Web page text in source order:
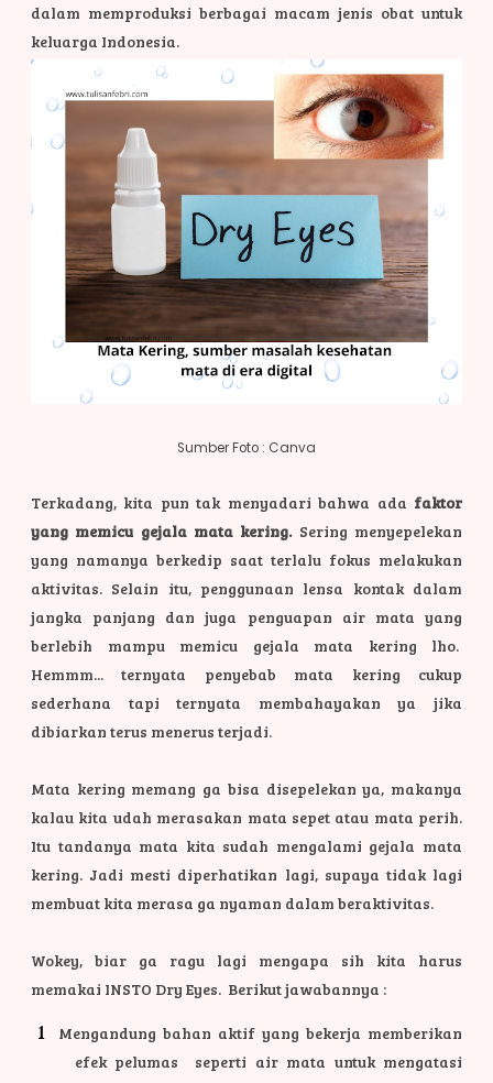
dalam memproduksi berbagai macam jenis obat untuk
keluarga Indonesia.
Sumber Foto : Canva
Terkadang, kita pun tak menyadari bahwa ada faktor
yang memicu gejala mata kering.Sering menyepelekan
yang namanya berkedip saat terlalu fokus melakukan
aktivitas. Selain itu, penggunaan lensa kontak dalam
jangka panjang dan juga penguapan air mata yang
berlebih mampu memicu gejala mata kering lho.
Hemmm... ternyata penyebab mata kering cukup
sederhana tapi ternyata membahayakan ya jika
dibiarkan terus menerus terjadi.
Mata kering memang ga bisa disepelekan ya, makanya
kalau kita udah merasakan mata sepet atau mata perih.
Itu tandanya mata kita sudah mengalami gejala mata
kering. Jadi mesti diperhatikan lagi, supaya tidak lagi
membuat kita merasa ga nyaman dalam beraktivitas.
Wokey, biar ga ragu lagi mengapa sih kita harus
memakai INSTO Dry Eyes. Berikut jawabannya :
Mengandung bahan aktif yang bekerja memberikan
efek pelumas seperti air mata untuk mengatasi